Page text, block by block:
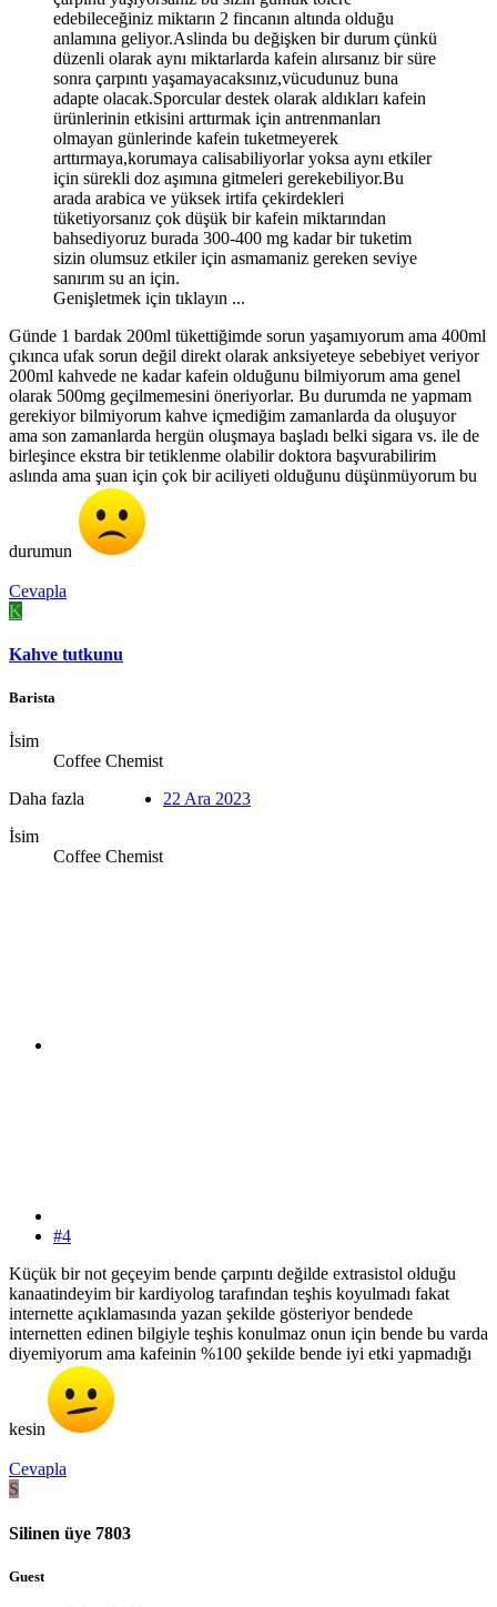
edebileceğiniz miktarın 2 fincanın altında olduğu
anlamına geliyor.Aslinda bu değişken bir durum çünkü
düzenli olarak aynı miktarlarda kafein alırsanız bir süre
sonra çarpıntı yaşamayacaksınız,vücudunuz buna
adapte olacak.Sporcular destek olarak aldıkları kafein
ürünlerinin etkisini arttırmak için antrenmanları
olmayan günlerinde kafein tuketmeyerek
arttırmaya,korumaya calisabiliyorlar yoksa aynı etkiler
için sürekli doz aşımına gitmeleri gerekebiliyor.Bu
arada arabica ve yüksek irtifa çekirdekleri
tüketiyorsanız çok düşük bir kafein miktarından
bahsediyoruz burada 300-400 mg kadar bir tuketim
sizin olumsuz etkiler için asmamaniz gereken seviye
sanırım su an için.
Genişletmek için tıklayın ...
Günde 1 bardak 200ml tükettiğimde sorun yaşamıyorum ama 400ml
çıkınca ufak sorun değil direkt olarak anksiyeteye sebebiyet veriyor
200ml kahvede ne kadar kafein olduğunu bilmiyorum ama genel
olarak 500mg geçilmemesini öneriyorlar. Bu durumda ne yapmam
gerekiyor bilmiyorum kahve içmediğim zamanlarda da oluşuyor
ama son zamanlarda hergün oluşmaya başladı belki sigara vs. ile de
birleşince ekstra bir tetiklenme olabilir doktora başvurabilirim
aslında ama şuan için çok bir aciliyeti olduğunu düşünmüyorum bu
durumun
Cevapla
K
Kahve tutkunu
Barista
İsim
Coffee Chemist
Daha fazla
İsim
Coffee Chemist
22 Ara 2023
#4
Küçük bir not geçeyim bende çarpıntı değilde extrasistol olduğu
kanaatindeyim bir kardiyolog tarafından teşhis koyulmadı fakat
internette açıklamasında yazan şekilde gösteriyor bendede
internetten edinen bilgiyle teşhis konulmaz onun için bende bu varda
diyemiyorum ama kafeinin %100 şekilde bende iyi etki yapmadığı
kesin
Cevapla
S
Silinen üye 7803
Guest